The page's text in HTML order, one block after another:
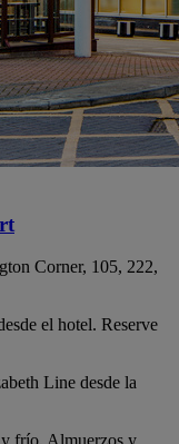
Corner, 105, 222,
el hotel. Reserve
Line desde la